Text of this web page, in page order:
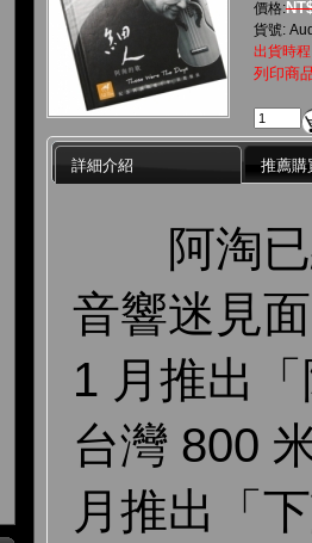
價格:
貨號:
出貨時
列印商
詳細介紹 推薦購
阿淘已
音響迷見
1 月推出
台灣 800
月推出「